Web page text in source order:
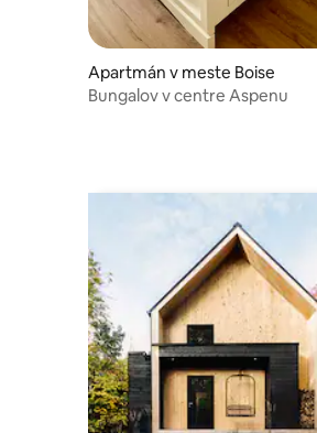
Apartmán v meste Boise
Bungalov v centre Aspenu